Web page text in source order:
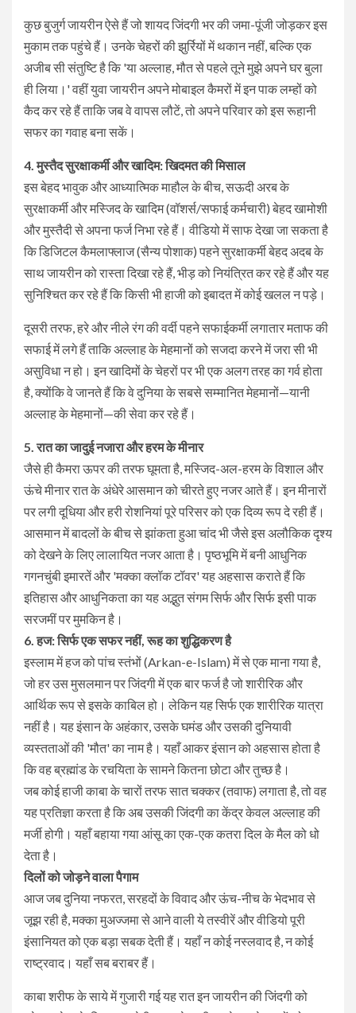
​कुछ बुजुर्ग जायरीन ऐसे हैं जो शायद जिंदगी भर की जमा-पूंजी जोड़कर इस
मुकाम तक पहुंचे हैं। उनके चेहरों की झुर्रियों में थकान नहीं, बल्कि एक
अजीब सी संतुष्टि है कि 'या अल्लाह, मौत से पहले तूने मुझे अपने घर बुला
ही लिया।' वहीं युवा जायरीन अपने मोबाइल कैमरों में इन पाक लम्हों को
कैद कर रहे हैं ताकि जब वे वापस लौटें, तो अपने परिवार को इस रूहानी
सफर का गवाह बना सकें।
​4. मुस्तैद सुरक्षाकर्मी और खादिम: खिदमत की मिसाल
​इस बेहद भावुक और आध्यात्मिक माहौल के बीच, सऊदी अरब के
सुरक्षाकर्मी और मस्जिद के खादिम (वॉशर्स/सफाई कर्मचारी) बेहद खामोशी
और मुस्तैदी से अपना फर्ज निभा रहे हैं। वीडियो में साफ देखा जा सकता है
कि डिजिटल कैमलाफ्लाज (सैन्य पोशाक) पहने सुरक्षाकर्मी बेहद अदब के
साथ जायरीन को रास्ता दिखा रहे हैं, भीड़ को नियंत्रित कर रहे हैं और यह
सुनिश्चित कर रहे हैं कि किसी भी हाजी को इबादत में कोई खलल न पड़े।
​दूसरी तरफ, हरे और नीले रंग की वर्दी पहने सफाईकर्मी लगातार मताफ की
सफाई में लगे हैं ताकि अल्लाह के मेहमानों को सजदा करने में जरा सी भी
असुविधा न हो। इन खादिमों के चेहरों पर भी एक अलग तरह का गर्व होता
है, क्योंकि वे जानते हैं कि वे दुनिया के सबसे सम्मानित मेहमानों—यानी
अल्लाह के मेहमानों—की सेवा कर रहे हैं।
​5. रात का जादुई नजारा और हरम के मीनार
​जैसे ही कैमरा ऊपर की तरफ घूमता है, मस्जिद-अल-हरम के विशाल और
ऊंचे मीनार रात के अंधेरे आसमान को चीरते हुए नजर आते हैं। इन मीनारों
पर लगी दूधिया और हरी रोशनियां पूरे परिसर को एक दिव्य रूप दे रही हैं।
आसमान में बादलों के बीच से झांकता हुआ चांद भी जैसे इस अलौकिक दृश्य
को देखने के लिए लालायित नजर आता है। पृष्ठभूमि में बनी आधुनिक
गगनचुंबी इमारतें और 'मक्का क्लॉक टॉवर' यह अहसास कराते हैं कि
इतिहास और आधुनिकता का यह अद्भुत संगम सिर्फ और सिर्फ इसी पाक
सरजमीं पर मुमकिन है।
​6. हज: सिर्फ एक सफर नहीं, रूह का शुद्धिकरण है
​इस्लाम में हज को पांच स्तंभों (Arkan-e-Islam) में से एक माना गया है,
जो हर उस मुसलमान पर जिंदगी में एक बार फर्ज है जो शारीरिक और
आर्थिक रूप से इसके काबिल हो। लेकिन यह सिर्फ एक शारीरिक यात्रा
नहीं है। यह इंसान के अहंकार, उसके घमंड और उसकी दुनियावी
व्यस्तताओं की 'मौत' का नाम है। यहाँ आकर इंसान को अहसास होता है
कि वह ब्रह्मांड के रचयिता के सामने कितना छोटा और तुच्छ है।
​जब कोई हाजी काबा के चारों तरफ सात चक्कर (तवाफ) लगाता है, तो वह
यह प्रतिज्ञा करता है कि अब उसकी जिंदगी का केंद्र केवल अल्लाह की
मर्जी होगी। यहाँ बहाया गया आंसू का एक-एक कतरा दिल के मैल को धो
देता है।
​दिलों को जोड़ने वाला पैगाम
​आज जब दुनिया नफरत, सरहदों के विवाद और ऊंच-नीच के भेदभाव से
जूझ रही है, मक्का मुअज्जमा से आने वाली ये तस्वीरें और वीडियो पूरी
इंसानियत को एक बड़ा सबक देती हैं। यहाँ न कोई नस्लवाद है, न कोई
राष्ट्रवाद। यहाँ सब बराबर हैं।
​काबा शरीफ के साये में गुजारी गई यह रात इन जायरीन की जिंदगी को